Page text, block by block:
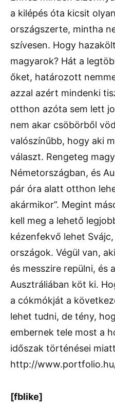
a kilépés óta kicsit
országszerte, mintha
szívesen. Hogy
magyarok? Hát a
őket, határozott
azzal azért mindenki
otthon azóta sem lett
nem akar csöbörből
valószínűbb, hogy aki
választ. Rengeteg
Németországban, és
pár óra alatt otthon
akármikor”. Megint
kell meg a lehető
kézenfekvő lehet
országok. Végül van,
és messzire repülni, és
Ausztráliában köt ki.
a cókmókját a
lehet tudni, de tény,
embernek tele most a
időszak történései
http://
[fblike]